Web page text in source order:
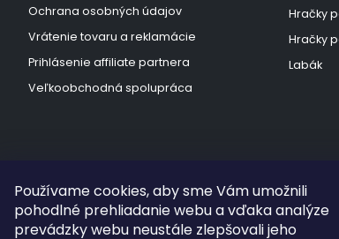
Používame cookies, aby sme Vám umožnili
pohodlné prehliadanie webu a vďaka analýze
prevádzky webu neustále zlepšovali jeho
Ochrana osobných údajov
Vrátenie tovaru a reklamácie
Prihlásenie affiliate partnera
Veľkoobchodná spolupráca
Hračky
Hračky
Labák